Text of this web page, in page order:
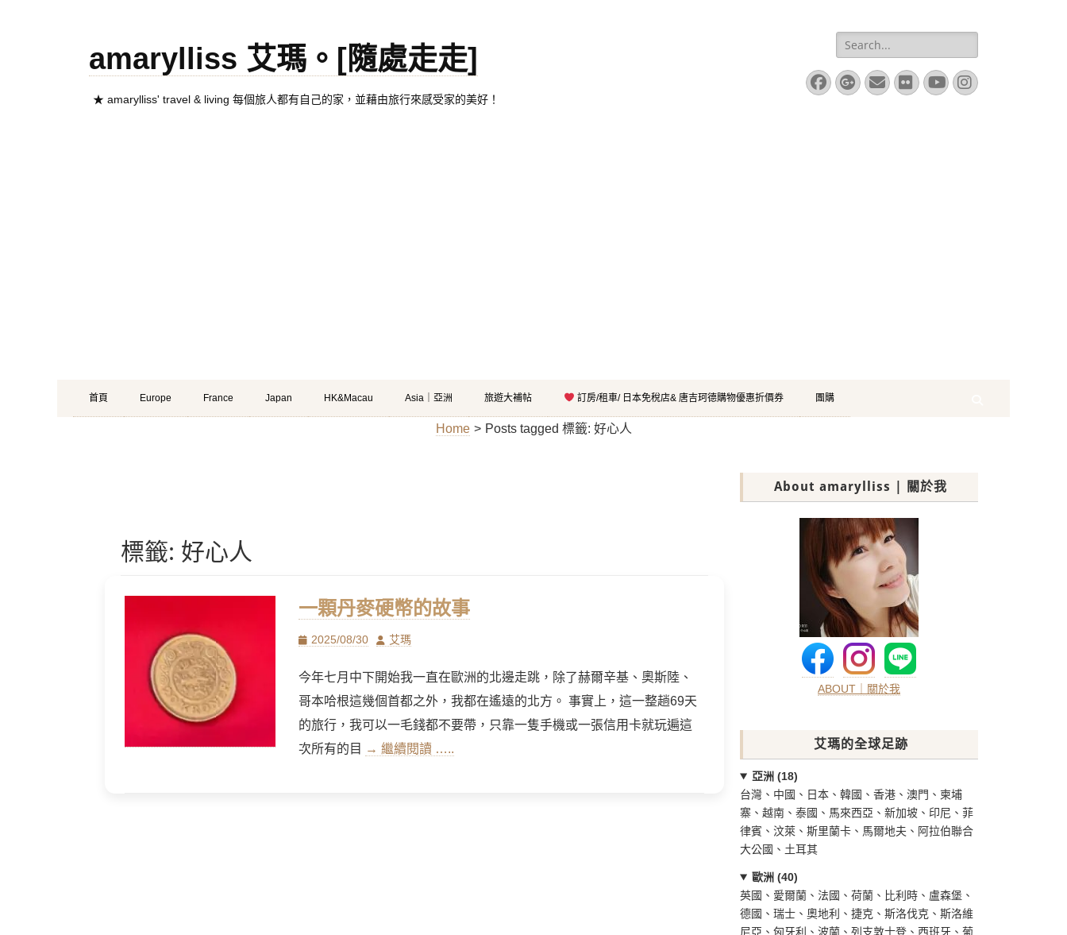
amarylliss 艾瑪。[隨處走走]
★ amarylliss' travel & living 每個旅人都有自己的家，並藉由旅行來感受家的美好！
Search
for:
Facebook
Googleplus
EmailFlickrYouTube
Instagram
Primary
Menu
Skip
to
首頁 Europe France Japan HK&Macau Asia｜亞洲 旅遊大補帖 訂房/租車/ 日本免稅店& 唐吉珂德購物優惠折價券 團購
Home > Posts tagged 標籤: 好心人
標籤: 好心人
一顆丹麥硬幣的故事
Posted
2025/08/30 Author
艾瑪
今年七月中下開始我一直在歐洲的北邊走跳，除了赫爾辛基、奧斯陸、
哥本哈根這幾個首都之外，我都在遙遠的北方。 事實上，這一整趟69天
的旅行，我可以一毛錢都不要帶，只靠一隻手機或一張信用卡就玩遍這
次所有的目 → 繼續閱讀 …..
About amarylliss | 關於我
ABOUT｜關於我
艾瑪的全球足跡
亞洲 (18)
台灣、中國、日本、韓國、香港、澳門、柬埔
寨、越南、泰國、馬來西亞、新加坡、印尼、菲
律賓、汶萊、斯里蘭卡、馬爾地夫、阿拉伯聯合
大公國、土耳其
歐洲 (40)
英國、愛爾蘭、法國、荷蘭、比利時、盧森堡、
德國、瑞士、奧地利、捷克、斯洛伐克、斯洛維
尼亞、匈牙利、波蘭、列支敦士登、西班牙、葡